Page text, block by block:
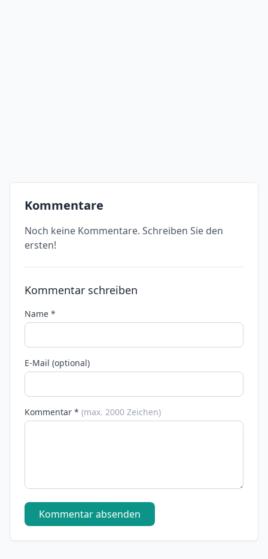
Kommentare
Noch keine Kommentare. Schreiben Sie den
ersten!
Kommentar schreiben
Name *
E-Mail (optional)
Kommentar * (max. 2000 Zeichen)
Kommentar absenden